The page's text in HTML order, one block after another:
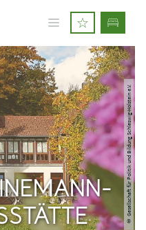
© Gesellschaft für Politik und Bildung Schleswig-Holstein e.V.